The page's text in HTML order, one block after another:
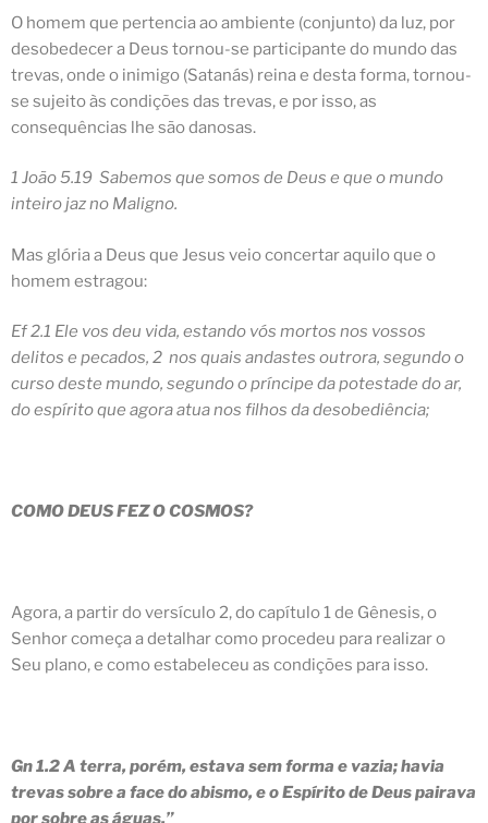
O homem que pertencia ao ambiente (conjunto) da luz, por
desobedecer a Deus tornou-se participante do mundo das
trevas, onde o inimigo (Satanás) reina e desta forma, tornou-
se sujeito às condições das trevas, e por isso, as
consequências lhe são danosas.
1 João 5.19 Sabemos que somos de Deus e que o mundo
inteirojazno Maligno.
Mas glória a Deus que Jesus veio concertar aquilo que o
homem estragou:
Ef 2.1 Ele vos deu vida, estando vós mortos nos vossos
delitos e pecados, 2 nos quais andastes outrora, segundo o
curso deste mundo, segundo o príncipe da potestade do ar,
do espírito que agora atua nos filhos da desobediência;
COMO DEUS FEZ O COSMOS?
Agora, a partir do versículo 2, do capítulo 1 de Gênesis, o
Senhor começa a detalhar como procedeu para realizar o
Seu plano, e como estabeleceu as condições para isso.
Gn 1.2 A terra, porém, estava sem forma e vazia; havia
trevassobre a face do abismo, e o Espírito de Deuspairava
por sobre as águas.”